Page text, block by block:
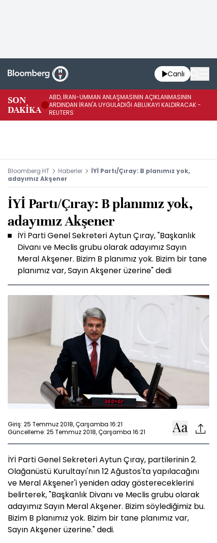
Canlı
SON
DAKİKA
ABD, İRAN-UMMAN ANLAŞMASININ AÇIKLANMASININ
ARDINDAN İRAN'A UYGULADIĞI ABLUKAYI KALDIRACAK -
REUTERS
Bloomberg HT Haberler
İYİ Partı/Çıray: B planımız yok,
adayımız Akşener
İYİ Partı/Çıray: B planımız yok,
adayımız Akşener
İYİ Parti Genel Sekreteri Aytun Çıray, "Başkanlık
Divanı ve Meclis grubu olarak adayımız Sayın
Meral Akşener. Bizim B planımız yok. Bizim bir tane
planımız var, Sayın Akşener üzerine" dedi
Giriş: 25 Temmuz 2018, Çarşamba 16:21
Güncelleme: 25 Temmuz 2018, Çarşamba 16:21
İYİ Parti Genel Sekreteri Aytun Çıray, partilerinin 2.
Olağanüstü Kurultayı'nın 12 Ağustos'ta yapılacağını
ve Meral Akşener'i yeniden aday göstereceklerini
belirterek, "Başkanlık Divanı ve Meclis grubu olarak
adayımız Sayın Meral Akşener. Bizim söylediğimiz bu.
Bizim B planımız yok. Bizim bir tane planımız var,
Sayın Akşener üzerine." dedi.